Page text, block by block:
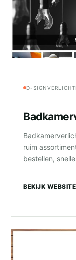
D-
ruim
bestellen,
BEKIJK WEBSITE